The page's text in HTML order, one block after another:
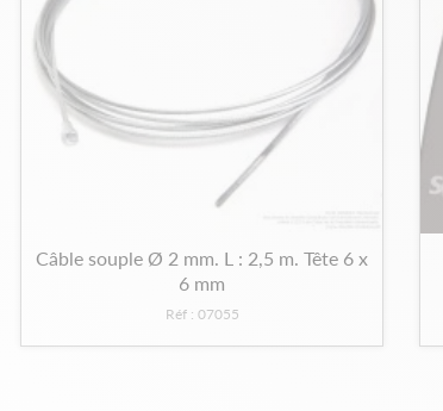
Câble souple Ø 2 mm. L : 2,5 m. Tête 6 x
6 mm
Réf : 07055